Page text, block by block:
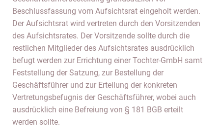
Beschlussfassung vom Aufsichtsrat eingeholt werden.
Der Aufsichtsrat wird vertreten durch den Vorsitzenden
des Aufsichtsrates. Der Vorsitzende sollte durch die
restlichen Mitglieder des Aufsichtsrates ausdrücklich
befugt werden zur Errichtung einer Tochter-GmbH samt
Feststellung der Satzung, zur Bestellung der
Geschäftsführer und zur Erteilung der konkreten
Vertretungsbefugnis der Geschäftsführer, wobei auch
ausdrücklich eine Befreiung von § 181 BGB erteilt
werden sollte.